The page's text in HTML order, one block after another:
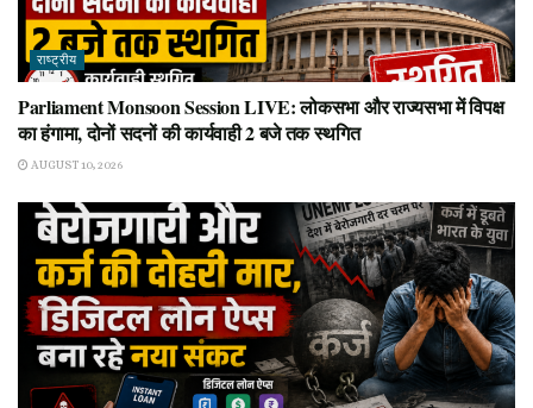
राष्ट्रीय
Parliament Monsoon Session LIVE: लोकसभा और राज्यसभा में विपक्ष
का हंगामा, दोनों सदनों की कार्यवाही 2 बजे तक स्थगित
AUGUST 10, 2026